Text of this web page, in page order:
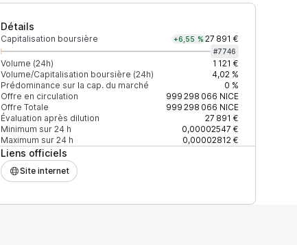
Détails
Capitalisation boursière +6,55 % 27 891 €
#7746
Volume (24h)
1 121 €
Volume/Capitalisation boursière (24h)
4,02 %
Prédominance sur la cap. du marché
0 %
Offre en circulation
999 298 066 NICE
Offre Totale
999 298 066 NICE
Évaluation après dilution
27 891 €
Minimum sur 24 h
0,00002547 €
Maximum sur 24 h
0,00002812 €
Liens officiels
Site internet
% du volume Confiance Mis à jour
100 %